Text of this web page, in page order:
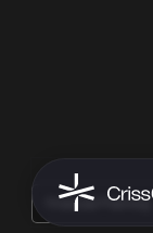
Financial Planning